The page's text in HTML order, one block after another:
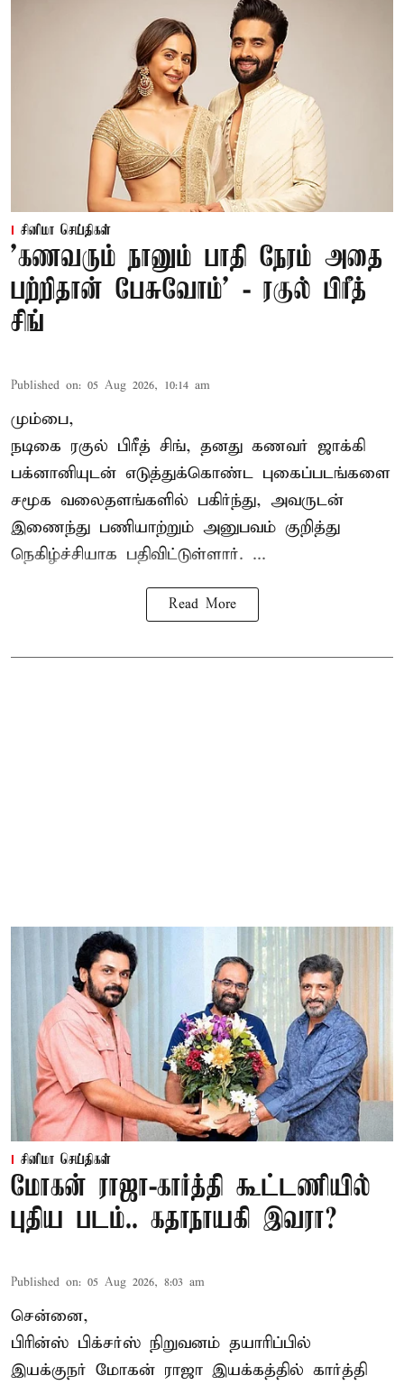
சினிமா செய்திகள்
’கணவரும் நானும் பாதி நேரம் அதை
பற்றிதான் பேசுவோம்’ - ரகுல் பிரீத்
சிங்
Published on: 05 Aug 2026, 10:14 am
மும்பை,
நடிகை ரகுல் பிரீத் சிங், தனது கணவர் ஜாக்கி
பக்னானியுடன் எடுத்துக்கொண்ட புகைப்படங்களை
சமூக வலைதளங்களில் பகிர்ந்து, அவருடன்
இணைந்து பணியாற்றும் அனுபவம் குறித்து
நெகிழ்ச்சியாக பதிவிட்டுள்ளார். ...
Read More
சினிமா செய்திகள்
மோகன் ராஜா-கார்த்தி கூட்டணியில்
புதிய படம்.. கதாநாயகி இவரா?
Published on: 05 Aug 2026, 8:03 am
சென்னை,
பிரின்ஸ் பிக்சர்ஸ் நிறுவனம் தயாரிப்பில்
இயக்குநர் மோகன் ராஜா இயக்கத்தில் கார்த்தி